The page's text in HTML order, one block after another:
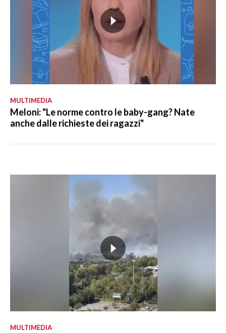
MULTIMEDIA
Meloni: "Le norme contro le baby-gang? Nate
anche dalle richieste dei ragazzi"
MULTIMEDIA